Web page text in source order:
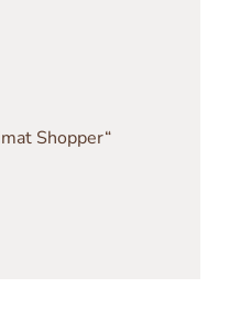
Shopper“